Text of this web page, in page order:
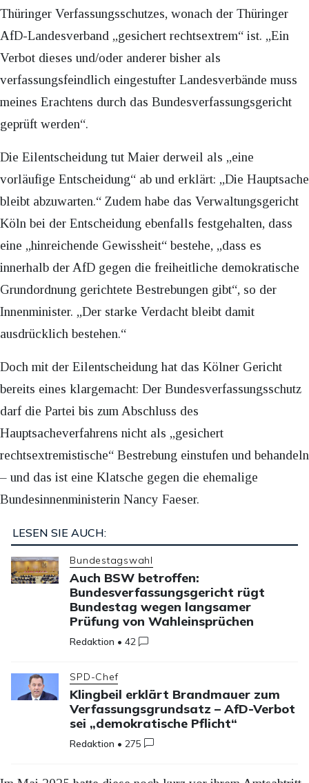
Thüringer Verfassungsschutzes, wonach der Thüringer
AfD-Landesverband „gesichert rechtsextrem“ ist. „Ein
Verbot dieses und/oder anderer bisher als
verfassungsfeindlich eingestufter Landesverbände muss
meines Erachtens durch das Bundesverfassungsgericht
geprüft werden“.
Die Eilentscheidung tut Maier derweil als „eine
vorläufige Entscheidung“ ab und erklärt: „Die Hauptsache
bleibt abzuwarten.“ Zudem habe das Verwaltungsgericht
Köln bei der Entscheidung ebenfalls festgehalten, dass
eine „hinreichende Gewissheit“ bestehe, „dass es
innerhalb der AfD gegen die freiheitliche demokratische
Grundordnung gerichtete Bestrebungen gibt“, so der
Innenminister. „Der starke Verdacht bleibt damit
ausdrücklich bestehen.“
Doch mit der Eilentscheidung hat das Kölner Gericht
bereits eines klargemacht: Der Bundesverfassungsschutz
darf die Partei bis zum Abschluss des
Hauptsacheverfahrens nicht als „gesichert
rechtsextremistische“ Bestrebung einstufen und behandeln
– und das ist eine Klatsche gegen die ehemalige
Bundesinnenministerin Nancy Faeser.
LESEN SIE AUCH:
Bundestagswahl
Auch BSW betroffen:
Bundesverfassungsgericht rügt
Bundestag wegen langsamer
Prüfung von Wahleinsprüchen
Redaktion •42
SPD-Chef
Klingbeil erklärt Brandmauer zum
Verfassungsgrundsatz – AfD-Verbot
sei „demokratische Pflicht“
Redaktion •275